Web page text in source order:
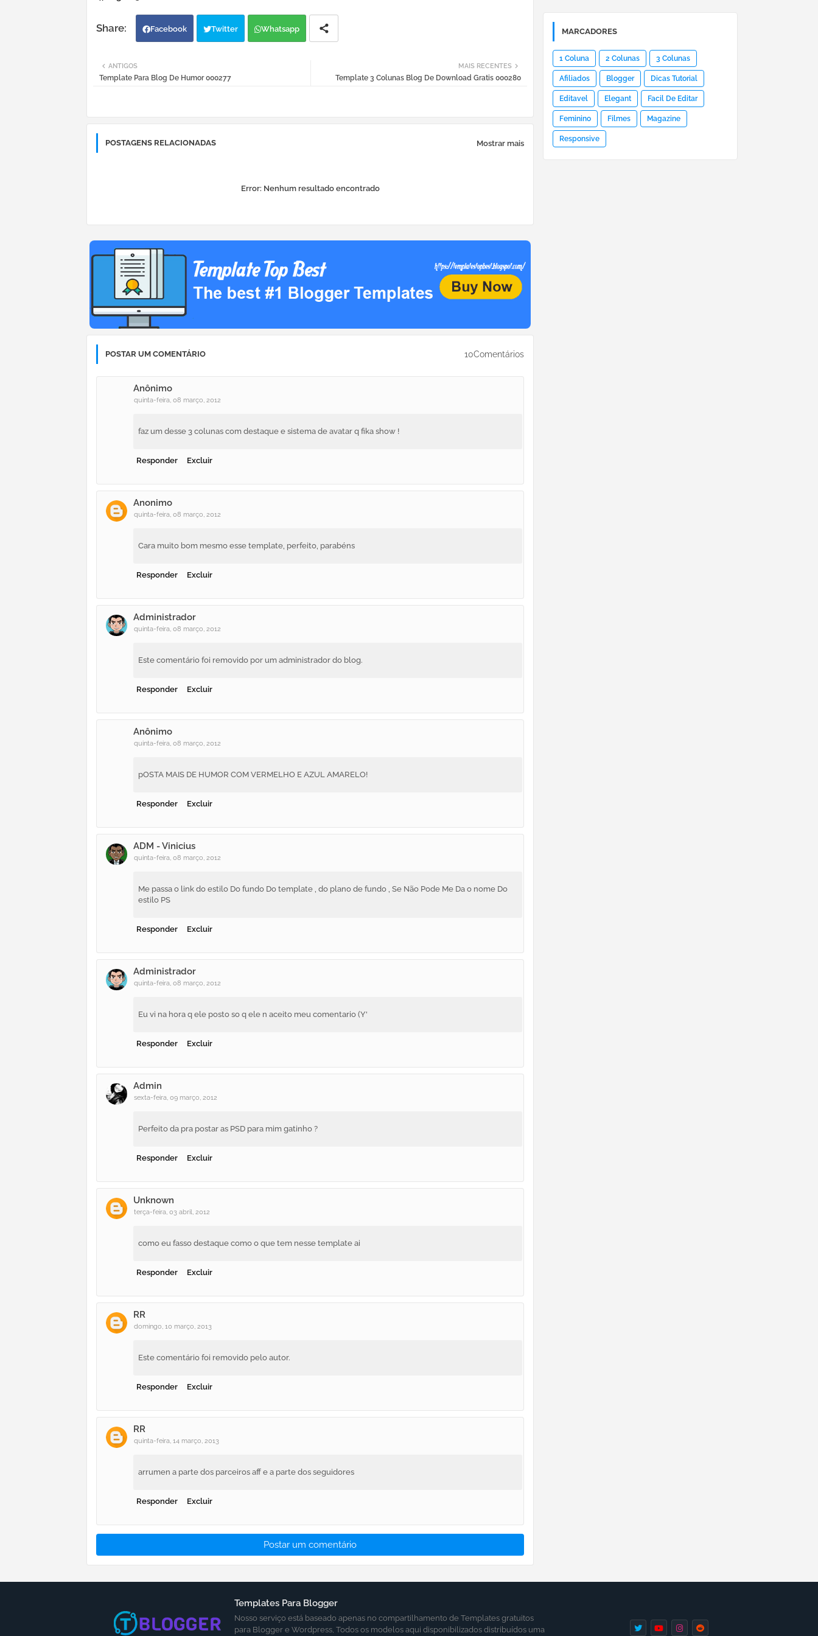
Facebook Twitter Whatsapp
MAIS RECENTES
Template 3 Colunas Blog De Download Gratis 000280
ANTIGOS
Template Para Blog De Humor 000277
POSTAGENS RELACIONADAS Mostrar mais
Error: Nenhum resultado encontrado
POSTAR UM COMENTÁRIO 10Comentários
Anônimo
quinta-feira, 08 março, 2012
faz um desse 3 colunas com destaque e sistema de avatar q fika show !
Responder Excluir
Anonimo
quinta-feira, 08 março, 2012
Cara muito bom mesmo esse template, perfeito, parabéns
Responder Excluir
Administrador
quinta-feira, 08 março, 2012
Este comentário foi removido por um administrador do blog.
Responder Excluir
Anônimo
quinta-feira, 08 março, 2012
pOSTA MAIS DE HUMOR COM VERMELHO E AZUL AMARELO!
Responder Excluir
ADM - Vinicius
quinta-feira, 08 março, 2012
Me passa o link do estilo Do fundo Do template , do plano de fundo , Se Não Pode Me Da o nome Do
estilo PS
Responder Excluir
Administrador
quinta-feira, 08 março, 2012
Eu vi na hora q ele posto so q ele n aceito meu comentario (Y'
Responder Excluir
Admin
sexta-feira, 09 março, 2012
Perfeito da pra postar as PSD para mim gatinho ?
Responder Excluir
Unknown
terça-feira, 03 abril, 2012
como eu fasso destaque como o que tem nesse template ai
Responder Excluir
RR
domingo, 10 março, 2013
Este comentário foi removido pelo autor.
Responder Excluir
RR
quinta-feira, 14 março, 2013
arrumen a parte dos parceiros aff e a parte dos seguidores
Responder Excluir
Postar um comentário
MARCADORES
1 Coluna 2 Colunas 3 Colunas
Afiliados Blogger Dicas Tutorial
Editavel Elegant Facil De Editar
Feminino Filmes Magazine
Responsive
Templates Para Blogger
Nosso serviço está baseado apenas no compartilhamento de Templates gratuitos
para Blogger e Wordpress, Todos os modelos aqui disponibilizados distribuídos uma